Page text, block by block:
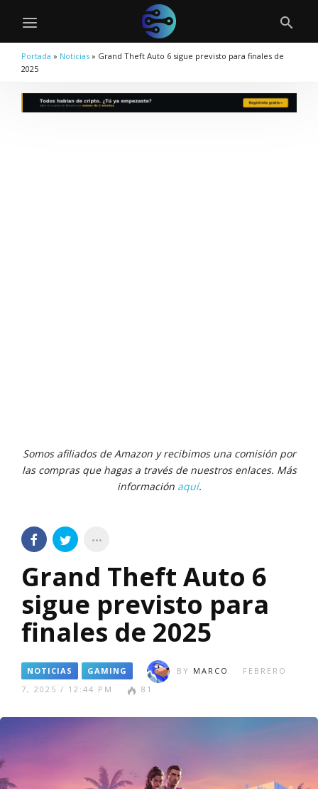
Portada » Noticias » Grand Theft Auto 6 sigue previsto para finales de
2025
Somos afiliados de Amazon y recibimos una comisión por
las compras que hagas a través de nuestros enlaces. Más
información aquí.
Grand Theft Auto 6
sigue previsto para
finales de 2025
NOTICIAS GAMING BY MARCO
FEBRERO
7, 2025 / 12:44 PM
81